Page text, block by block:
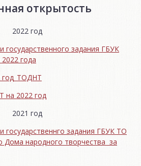
открытость
2022 год
государственного задания ГБУК
года
год_ТОДНТ
на 2022 год
2021 год
государственнго задания ГБУК ТО
Дома народного творчества за